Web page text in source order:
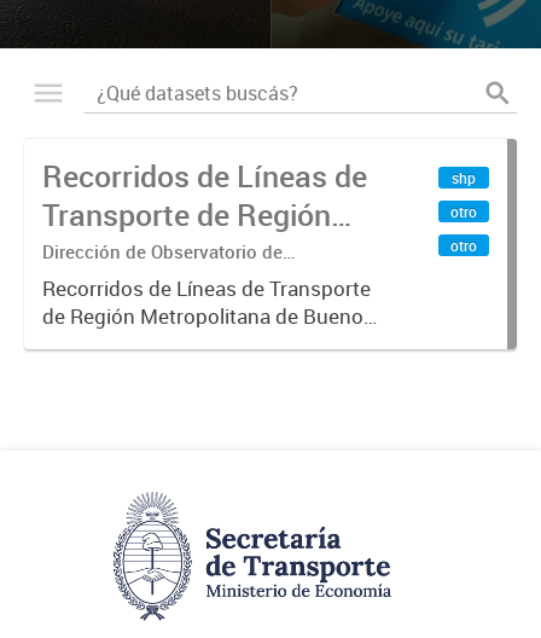
Recorridos de Líneas de
Transporte de Región
Metropolitana de
Buenos Aires (RMBA)
Dirección de Observatorio de
Transporte, Estudio y Sistemas
Recorridos de Líneas de Transporte
de Región Metropolitana de Buenos
Aires (RMBA).-
shp
otro
otro